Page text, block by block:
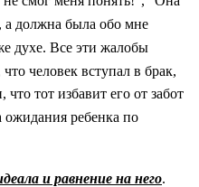
а должна была обо мне
духе. Все эти жалобы
человек вступал в брак,
тот избавит его от забот
ребенка по
и равнение на него.